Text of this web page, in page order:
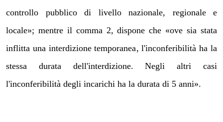
controllo pubblico di livello nazionale, regionale e
locale»; mentre il comma 2, dispone che «ove sia stata
inflitta una interdizione temporanea, l'inconferibilità ha la
stessa durata dell'interdizione. Negli altri casi
l'inconferibilità degli incarichi ha la durata di 5 anni».